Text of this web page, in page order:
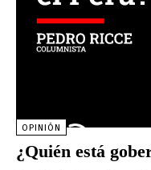
OPINIÓN
¿Quién está